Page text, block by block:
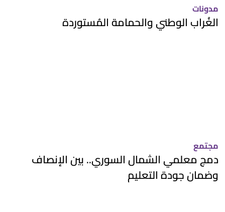
مدونات
الغُراب الوطني والحمامة المُستوردة
مجتمع
دمج معلمي الشمال السوري.. بين الإنصاف
وضمان جودة التعليم